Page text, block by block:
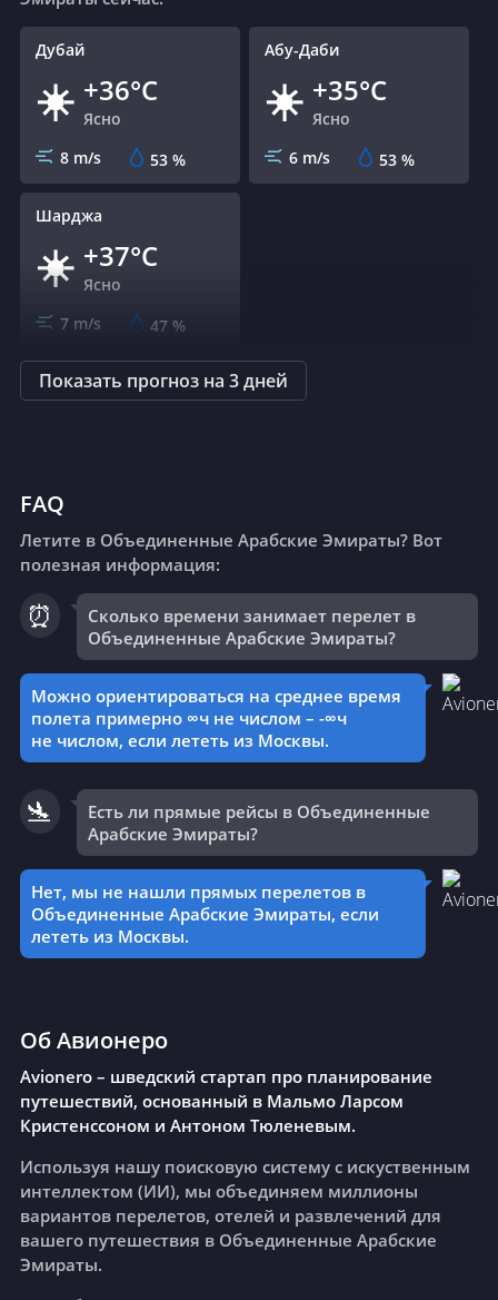
Дубай
☀️ +36°C
Ясно
8 m/s
53 %
Абу-Даби
☀️ +35°C
Ясно
6 m/s
53 %
Шарджа
☀️ +37°C
Ясно
7 m/s
47 %
Показать прогноз на 3 дней
FAQ
Летите в Объединенные Арабские Эмираты? Вот
полезная информация:
⏰
Сколько времени занимает перелет в
Объединенные Арабские Эмираты?
Можно ориентироваться на среднее время
полета примерно ∞ч не числом – -∞ч
не числом, если лететь из Москвы.
🛬
Есть ли прямые рейсы в Объединенные
Арабские Эмираты?
Нет, мы не нашли прямых перелетов в
Объединенные Арабские Эмираты, если
лететь из Москвы.
Об Авионеро
Avionero – шведский стартап про планирование
путешествий, основанный в Мальмо Ларсом
Кристенссоном и Антоном Тюленевым.
Используя нашу поисковую систему с искуственным
интеллектом (ИИ), мы объединяем миллионы
вариантов перелетов, отелей и развлечений для
вашего путешествия в Объединенные Арабские
Эмираты.